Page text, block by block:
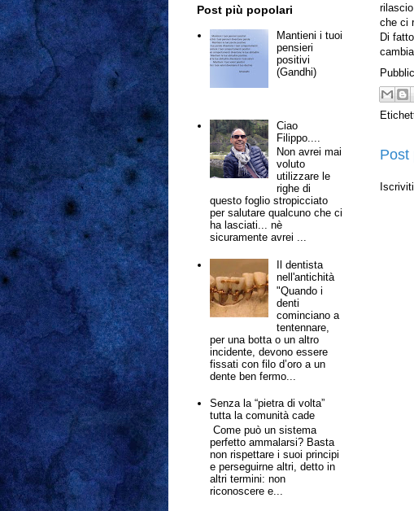
che ci
Di
Post
Post più popolari
Mantieni i tuoi
pensieri
positivi
(Gandhi)
Ciao
Filippo....
Non avrei mai
voluto
utilizzare le
righe di
questo foglio stropicciato
per salutare qualcuno che ci
ha lasciati... nè
sicuramente avrei ...
Il dentista
nell'antichità
"Quando i
denti
cominciano a
tentennare,
per una botta o un altro
incidente, devono essere
fissati con filo d’oro a un
dente ben fermo...
Senza la “pietra di volta”
tutta la comunità cade
Come può un sistema
perfetto ammalarsi? Basta
non rispettare i suoi principi
e perseguirne altri, detto in
altri termini: non
riconoscere e...